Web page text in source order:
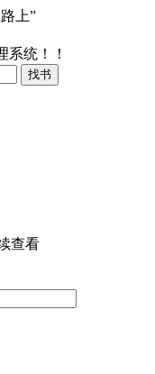
上”
系统！！
查看